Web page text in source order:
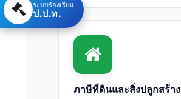
ภาษีที่ดินและสิ่งปลูกสร้าง
ระบบร้องเรียน
ป.ป.ท.